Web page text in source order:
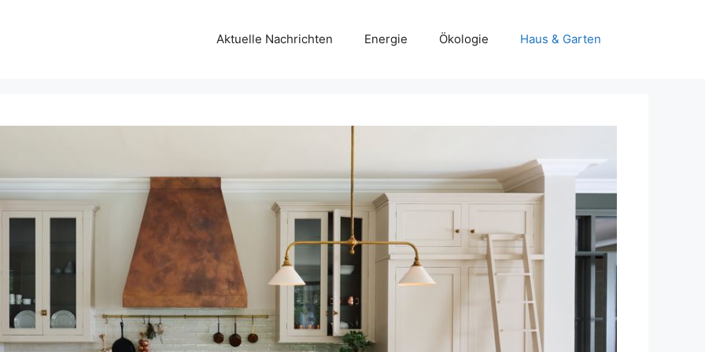
Aktuelle Nachrichten Energie Ökologie Haus & Garten